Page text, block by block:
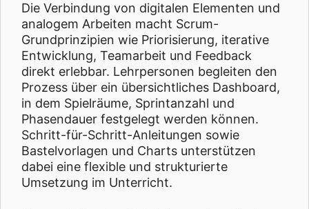
Die Verbindung von digitalen Elementen und
analogem Arbeiten macht Scrum-
Grundprinzipien wie Priorisierung, iterative
Entwicklung, Teamarbeit und Feedback
direkt erlebbar. Lehrpersonen begleiten den
Prozess über ein übersichtliches Dashboard,
in dem Spielräume, Sprintanzahl und
Phasendauer festgelegt werden können.
Schritt-für-Schritt-Anleitungen sowie
Bastelvorlagen und Charts unterstützen
dabei eine flexible und strukturierte
Umsetzung im Unterricht.